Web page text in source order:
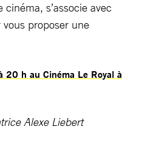
s’associe avec
vous proposer une
20 h au Cinéma Le Royal à
Alexe Liebert